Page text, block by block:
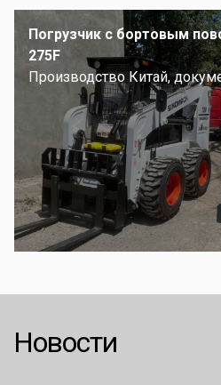
Погрузчик с бортовым
275F
Производство Китай,
Новости